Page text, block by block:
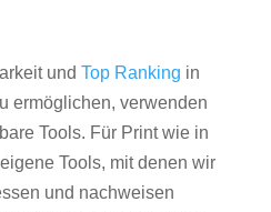
und Top Ranking in
ermöglichen, verwenden
Tools. Für Print wie in
Tools, mit denen wir
und nachweisen